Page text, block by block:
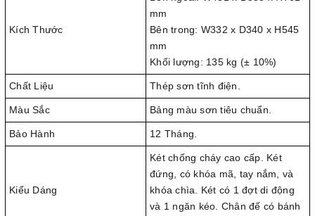
Kích Thước
mm
Bên trong: W332 x D340 x H545
mm
Khối lượng: 135 kg (± 10%)
Chất Liệu Thép sơn tĩnh điện.
Màu Sắc Bảng màu sơn tiêu chuẩn.
Bảo Hành 12 Tháng.
Kiểu Dáng
Két chống cháy cao cấp. Két
đứng, có khóa mã, tay nắm, và
khóa chìa. Két có 1 đợt di động
và 1 ngăn kéo. Chân đế có bánh